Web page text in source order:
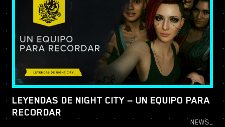
LEYENDAS DE NIGHT CITY — UN EQUIPO PARA
RECORDAR
NEWS_